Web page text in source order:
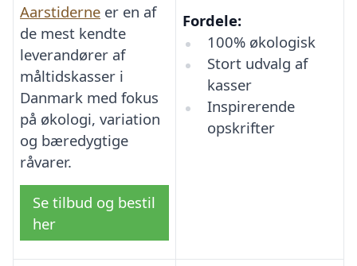
Aarstiderne er en af
de mest kendte
leverandører af
måltidskasser i
Danmark med fokus
på økologi, variation
og bæredygtige
råvarer.
Se tilbud og bestil
her
Fordele:
100% økologisk
Stort udvalg af
kasser
Inspirerende
opskrifter